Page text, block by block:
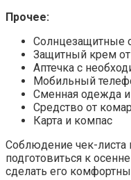
Прочее:
Солнцезащитные
Защитный крем
Аптечка с
Мобильный
Сменная одежда
Средство от
Карта и компас
Соблюдение чек-
подготовиться к
сделать его